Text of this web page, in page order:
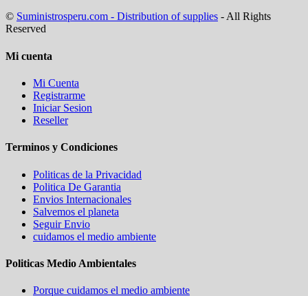
© Suministrosperu.com - Distribution of supplies - All Rights
Reserved
Mi cuenta
Mi Cuenta
Registrarme
Iniciar Sesion
Reseller
Terminos y Condiciones
Politicas de la Privacidad
Politica De Garantia
Envios Internacionales
Salvemos el planeta
Seguir Envio
cuidamos el medio ambiente
Politicas Medio Ambientales
Porque cuidamos el medio ambiente